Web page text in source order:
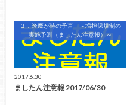
３．逢魔が時の予言 ～増担保規制の
実施予測（ましたん注意報）～
2017.6.30
ましたん注意報 2017/06/30